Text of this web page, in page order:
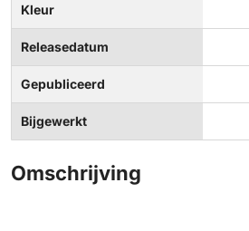
Kleur
Releasedatum
Gepubliceerd
Bijgewerkt
Omschrijving